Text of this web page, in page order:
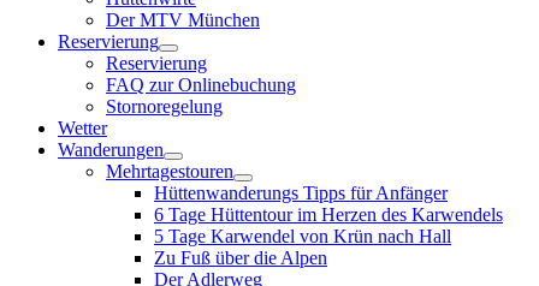
Der MTV München
Reservierung
Reservierung
FAQ zur Onlinebuchung
Stornoregelung
Wetter
Wanderungen
Mehrtagestouren
Hüttenwanderungs Tipps für Anfänger
6 Tage Hüttentour im Herzen des Karwendels
5 Tage Karwendel von Krün nach Hall
Zu Fuß über die Alpen
Der Adlerweg